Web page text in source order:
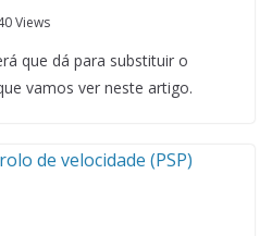
Views
que dá para substituir o
vamos ver neste artigo.